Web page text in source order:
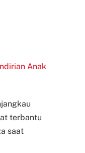
Anak
terbantu
saat